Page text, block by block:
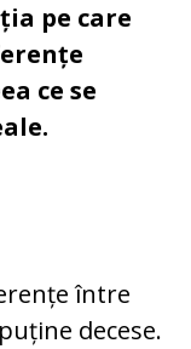
pe care
ce se
între
decese.